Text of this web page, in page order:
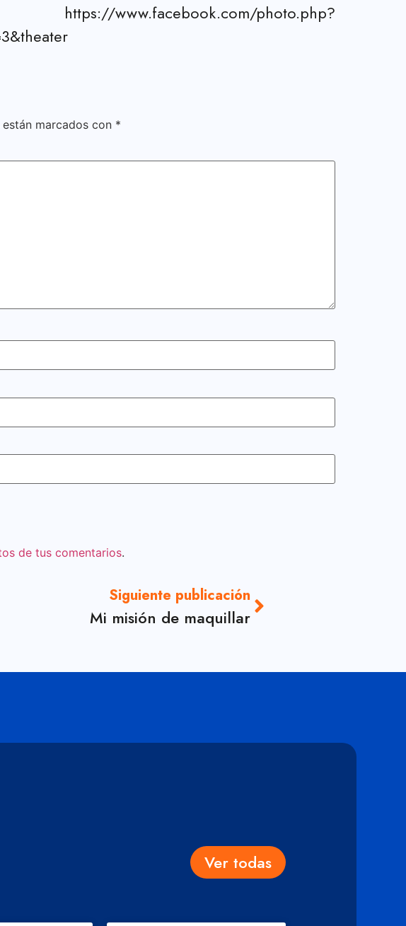
photo.php?
marcados con *
de tus comentarios.
Siguiente publicación
Mi misión de maquillar
Ver todas